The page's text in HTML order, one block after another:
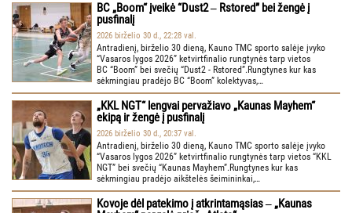
BC „Boom“ įveikė “Dust2 ‒ Rstored” bei žengė į
pusfinalį
2026 birželio 30 d., 22:28 val.
Antradienį, birželio 30 dieną, Kauno TMC sporto salėje įvyko
“Vasaros lygos 2026” ketvirtfinalio rungtynės tarp vietos
BC “Boom” bei svečių “Dust2 - Rstored”.Rungtynes kur kas
sėkmingiau pradėjo BC “Boom” kolektyvas,…
„KKL NGT“ lengvai pervažiavo „Kaunas Mayhem“
ekipą ir žengė į pusfinalį
2026 birželio 30 d., 20:37 val.
Antradienį, birželio 30 dieną, Kauno TMC sporto salėje įvyko
“Vasaros lygos 2026” ketvirtfinalio rungtynės tarp vietos “KKL
NGT” bei svečių “Kaunas Mayhem”.Rungtynes kur kas
sėkmingiau pradėjo aikštelės šeimininkai,…
Kovoje dėl patekimo į atkrintamąsias ‒ „Kaunas